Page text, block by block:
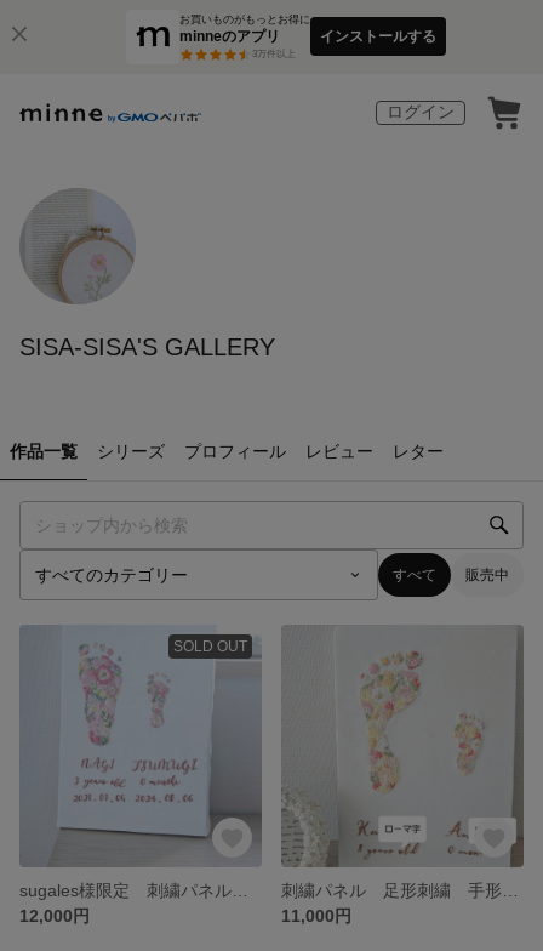
お買いものがもっとお得に
minneのアプリ
3万件以上
インストールする
ログイン
SISA-SISA'S GALLERY
作品一覧 シリーズ プロフィール レビュー レター
すべて 販売中
SOLD OUT
12,000円
11,000円